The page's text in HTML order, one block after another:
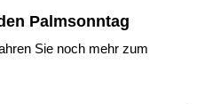
Palmsonntag
Sie noch mehr zum